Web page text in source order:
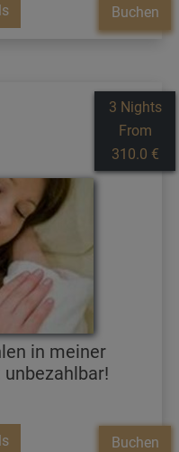
Buchen
3 Nights
From
310.0 €
in meiner
Buchen